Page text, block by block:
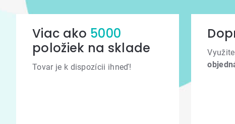
Viac ako 5000
položiek na sklade
Tovar je k dispozícii ihneď!